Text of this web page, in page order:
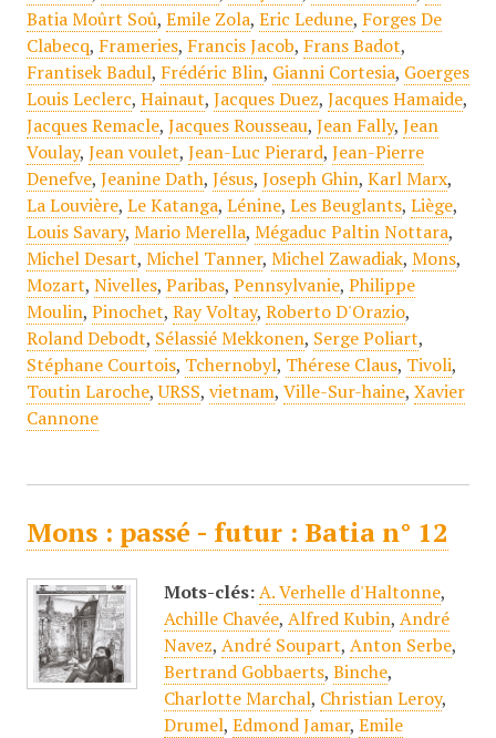
Batia Moûrt Soû, Emile Zola, Eric Ledune, Forges De
Clabecq, Frameries, Francis Jacob, Frans Badot,
Frantisek Badul, Frédéric Blin, Gianni Cortesia, Goerges
Louis Leclerc, Hainaut, Jacques Duez, Jacques Hamaide,
Jacques Remacle, Jacques Rousseau, Jean Fally, Jean
Voulay, Jean voulet, Jean-Luc Pierard, Jean-Pierre
Denefve, Jeanine Dath, Jésus, Joseph Ghin, Karl Marx,
La Louvière, Le Katanga, Lénine, Les Beuglants, Liège,
Louis Savary, Mario Merella, Mégaduc Paltin Nottara,
Michel Desart, Michel Tanner, Michel Zawadiak, Mons,
Mozart, Nivelles, Paribas, Pennsylvanie, Philippe
Moulin, Pinochet, Ray Voltay, Roberto D'Orazio,
Roland Debodt, Sélassié Mekkonen, Serge Poliart,
Stéphane Courtois, Tchernobyl, Thérese Claus, Tivoli,
Toutin Laroche,URSS, vietnam, Ville-Sur-haine, Xavier
Cannone
Mons : passé - futur : Batia n° 12
Mots-clés: A. Verhelle d'Haltonne,
Achille Chavée, Alfred Kubin, André
Navez, André Soupart, Anton Serbe,
Bertrand Gobbaerts, Binche,
Charlotte Marchal, Christian Leroy,
Drumel, Edmond Jamar, Emile